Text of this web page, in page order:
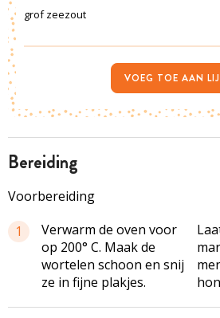
bereiding
Voorbereiding
1
Verwarm de oven voor
op 200° C. Maak de
wortelen schoon en snij
ze in fijne plakjes.
grof zeezout
VOEG TOE AAN